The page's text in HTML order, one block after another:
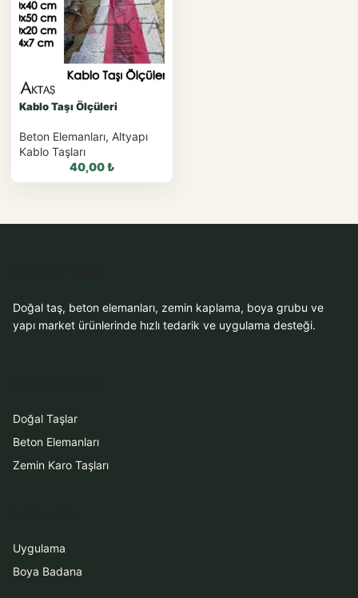
WhatsApp ile Sipariş
WhatsApp Teklif Al
Kablo Taşı Ölçüleri
Beton Elemanları, Altyapı
Kablo Taşları
40,00₺
WhatsApp Teklif Al
Doğal taş, beton elemanları, zemin kaplama, boya grubu ve
yapı market ürünlerinde hızlı tedarik ve uygulama desteği.
Doğal Taşlar
Beton Elemanları
Zemin Karo Taşları
Uygulama
Boya Badana